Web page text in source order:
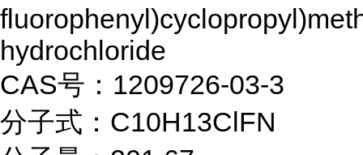
hydrochloride
CAS号：1209726-03-3
分子式：C10H13ClFN